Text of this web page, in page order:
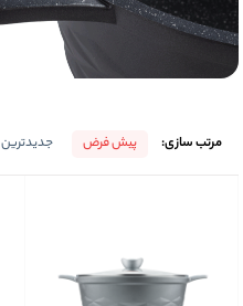
مرتب سازی: پیش فرض جدیدترین